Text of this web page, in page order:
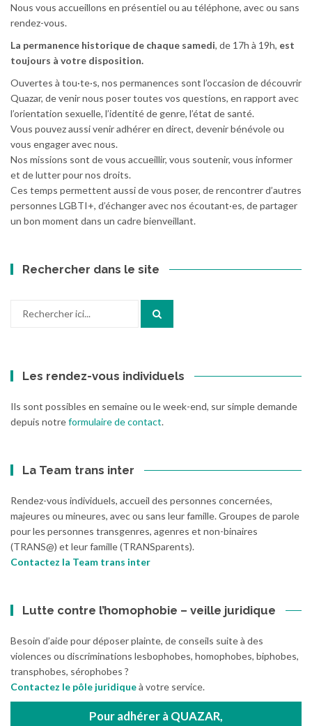
Nous vous accueillons en présentiel ou au téléphone, avec ou sans
rendez-vous.
La permanence historique de chaque samedi, de 17h à 19h, est
toujours à votre disposition.
Ouvertes à tou·te·s, nos permanences sont l’occasion de découvrir
Quazar, de venir nous poser toutes vos questions, en rapport avec
l’orientation sexuelle, l’identité de genre, l’état de santé.
Vous pouvez aussi venir adhérer en direct, devenir bénévole ou
vous engager avec nous.
Nos missions sont de vous accueillir, vous soutenir, vous informer
et de lutter pour nos droits.
Ces temps permettent aussi de vous poser, de rencontrer d’autres
personnes LGBTI+, d’échanger avec nos écoutant·es, de partager
un bon moment dans un cadre bienveillant.
Rechercher dans le site
Les rendez-vous individuels
Ils sont possibles en semaine ou le week-end, sur simple demande
depuis notreformulaire de contact.
La Team trans inter
Rendez-vous individuels, accueil des personnes concernées,
majeures ou mineures, avec ou sans leur famille. Groupes de parole
pour les personnes transgenres, agenres et non-binaires
(TRANS@) et leur famille (TRANSparents).
Contactez la Team trans inter
Lutte contre l’homophobie – veille juridique
Besoin d’aide pour déposer plainte, de conseils suite à des
violences ou discriminations lesbophobes, homophobes, biphobes,
transphobes, sérophobes ?
Contactez le pôle juridiqueà votre service.
Pour adhérer à QUAZAR,